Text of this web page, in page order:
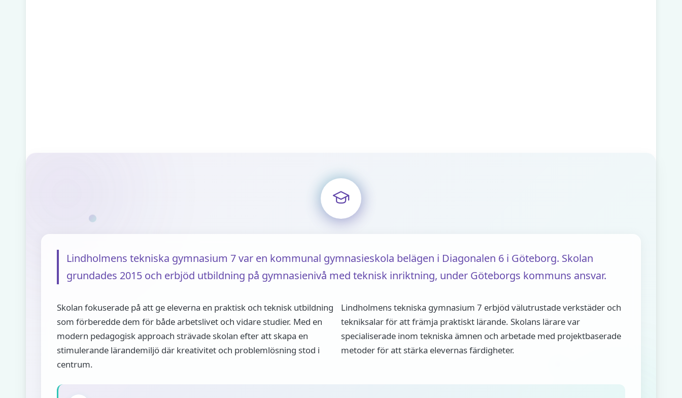
Lindholmens tekniska gymnasium 7 var en kommunal gymnasieskola belägen i Diagonalen 6 i Göteborg. Skolan
grundades 2015 och erbjöd utbildning på gymnasienivå med teknisk inriktning, under Göteborgs kommuns ansvar.
Skolan fokuserade på att ge eleverna en praktisk och teknisk utbildning
som förberedde dem för både arbetslivet och vidare studier. Med en
modern pedagogisk approach strävade skolan efter att skapa en
stimulerande lärandemiljö där kreativitet och problemlösning stod i
centrum.
Lindholmens tekniska gymnasium 7 erbjöd välutrustade verkstäder och
tekniksalar för att främja praktiskt lärande. Skolans lärare var
specialiserade inom tekniska ämnen och arbetade med projektbaserade
metoder för att stärka elevernas färdigheter.